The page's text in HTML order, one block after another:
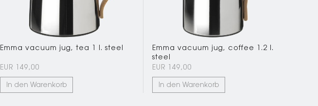
Emma vacuum jug, tea 1 l. steel
EUR 149,00
In den Warenkorb
Emma vacuum jug, coffee 1.2 l.
steel
EUR 149,00
In den Warenkorb